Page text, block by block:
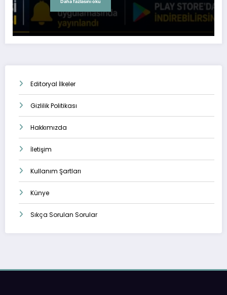
Daha fazlasını oku
Editoryal İlkeler
Gizlilik Politikası
Hakkımızda
İletişim
Kullanım Şartları
Künye
Sıkça Sorulan Sorular